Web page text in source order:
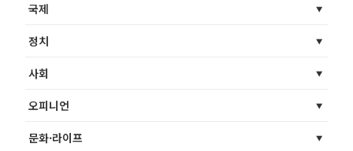
국제
정치
사회
오피니언
문화·라이프